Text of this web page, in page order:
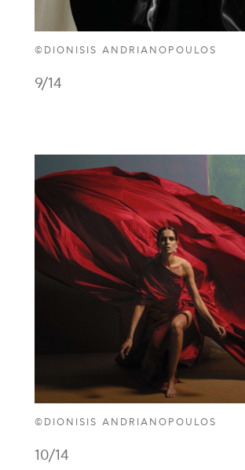
©DIONISIS ANDRIANOPOULOS
9/14
©DIONISIS ANDRIANOPOULOS
10/14